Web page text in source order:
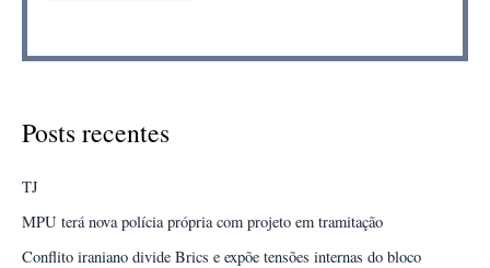
Posts recentes
TJ
MPU terá nova polícia própria com projeto em tramitação
Conflito iraniano divide Brics e expõe tensões internas do bloco